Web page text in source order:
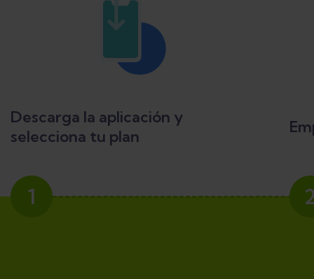
Descarga la aplicación y
selecciona tu plan
1